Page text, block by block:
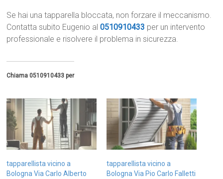
Se hai una tapparella bloccata, non forzare il meccanismo.
Contatta subito Eugenio al0510910433 per un intervento
professionale e risolvere il problema in sicurezza.
Chiama 0510910433 per
tapparellista vicino a
Bologna Via Carlo Alberto
tapparellista vicino a
Bologna Via Pio Carlo Falletti